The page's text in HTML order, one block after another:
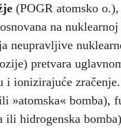
(POGR atomsko
na
neupravljive
pretvara
i ionizirajuće
»atomska« bomba),
ili hidrogenska